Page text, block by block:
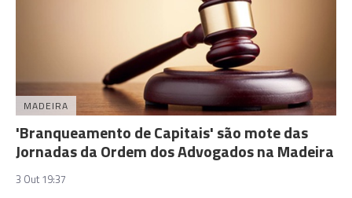
MADEIRA
'Branqueamento de Capitais' são mote das
Jornadas da Ordem dos Advogados na Madeira
3 Out 19:37